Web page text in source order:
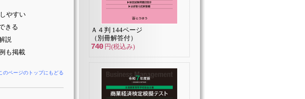
やすい
きる
説
も掲載
のページのトップにもどる
Ａ４判 144ページ
（別冊解答付）
740円(税込み)